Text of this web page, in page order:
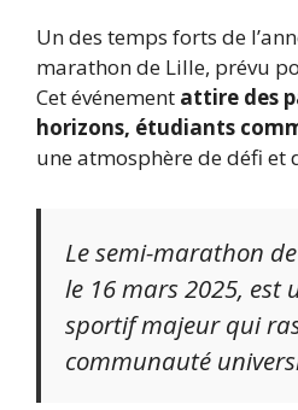
Un des temps forts de
marathon de Lille, prévu
Cet événement attire des
horizons, étudiants
une atmosphère de défi et
Le semi-marathon
le 16 mars 2025, est
sportif majeur qui
communauté